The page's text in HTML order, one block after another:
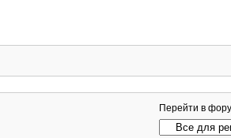
Перейти в